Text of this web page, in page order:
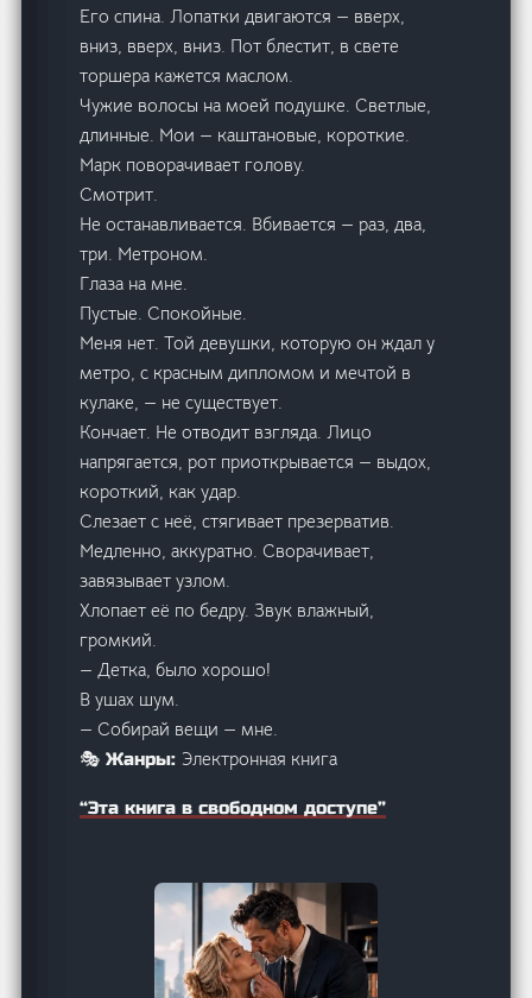
Его спина. Лопатки двигаются — вверх,
вниз, вверх, вниз. Пот блестит, в свете
торшера кажется маслом.
Чужие волосы на моей подушке. Светлые,
длинные. Мои — каштановые, короткие.
Марк поворачивает голову.
Смотрит.
Не останавливается. Вбивается — раз, два,
три. Метроном.
Глаза на мне.
Пустые. Спокойные.
Меня нет. Той девушки, которую он ждал у
метро, с красным дипломом и мечтой в
кулаке, — не существует.
Кончает. Не отводит взгляда. Лицо
напрягается, рот приоткрывается — выдох,
короткий, как удар.
Слезает с неё, стягивает презерватив.
Медленно, аккуратно. Сворачивает,
завязывает узлом.
Хлопает её по бедру. Звук влажный,
громкий.
— Детка, было хорошо!
В ушах шум.
— Собирай вещи — мне.
🎭 Жанры: Электронная книга
“Эта книга в свободном доступе”